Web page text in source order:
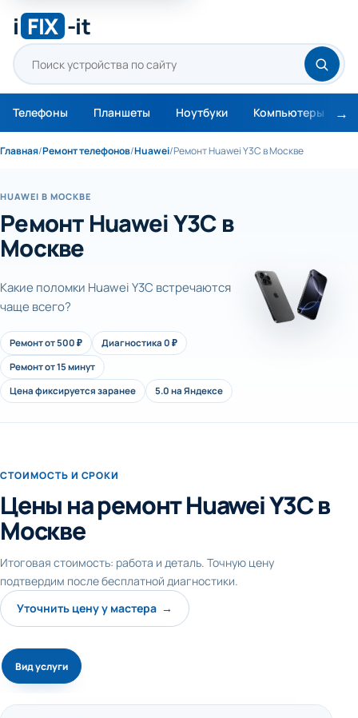
i FIX -it
Телефоны Планшеты Ноутбуки Компьютеры
Главная/Ремонт телефонов/Huawei/Ремонт Huawei Y3C в Москве
HUAWEI В МОСКВЕ
Ремонт Huawei Y3C в
Москве
Какие поломки Huawei Y3C встречаются
чаще всего?
Ремонт от 500 ₽
Диагностика 0 ₽
Ремонт от 15 минут
Цена фиксируется заранее
5.0 на Яндексе
СТОИМОСТЬ И СРОКИ
Цены на ремонт Huawei Y3C в
Москве
Итоговая стоимость: работа и деталь. Точную цену
подтвердим после бесплатной диагностики.
Уточнить цену у мастера →
Вид услуги